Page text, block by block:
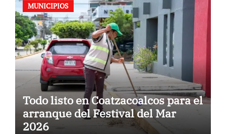
MUNICIPIOS
Todo listo en Coatzacoalcos para el
arranque del Festival del Mar
2026